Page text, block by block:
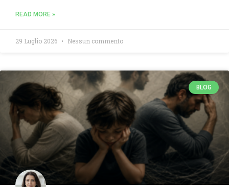
READ MORE »
29 Luglio 2026 Nessun commento
BLOG